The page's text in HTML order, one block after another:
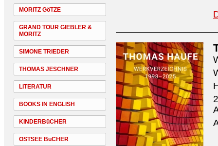
MORITZ GöTZE
GRAND TOUR GIEBLER &
MORITZ
SIMONE TRIEDER
THOMAS JESCHNER
LITERATUR
BOOKS IN ENGLISH
KINDERBüCHER
OSTSEE BüCHER